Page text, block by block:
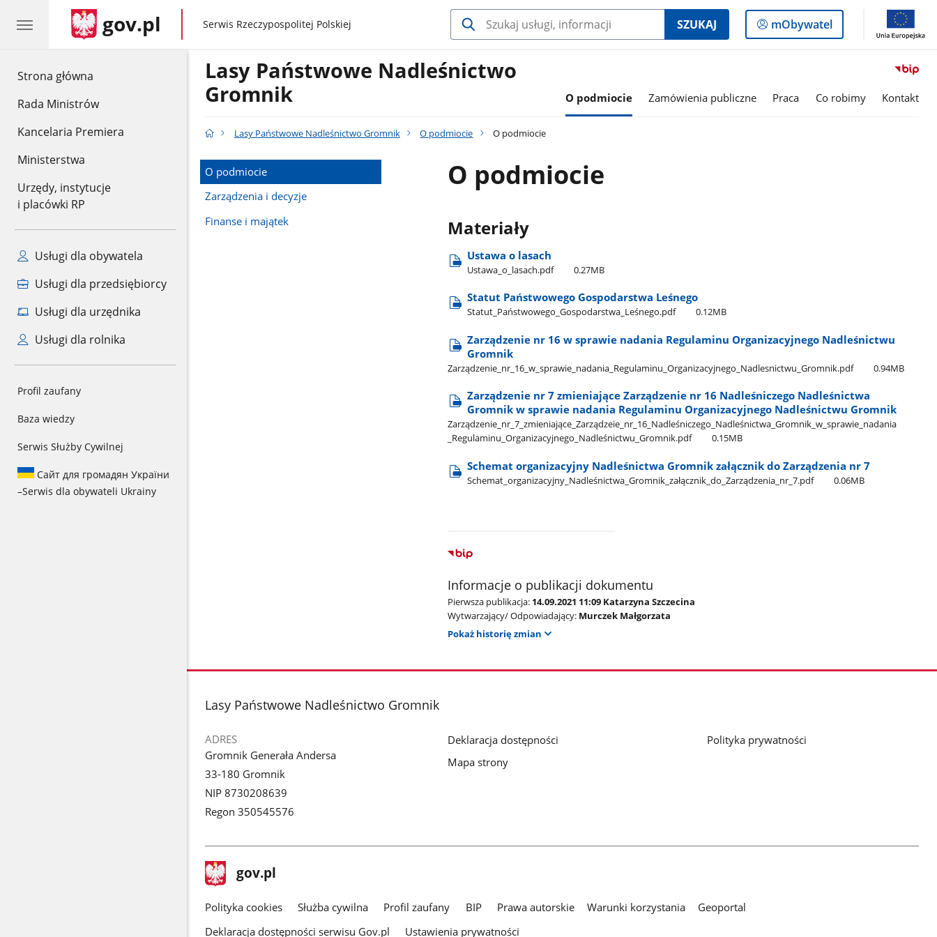
Strona główna
Rada Ministrów
Kancelaria Premiera
Ministerstwa
Urzędy, instytucje
i placówki RP
Usługi dla obywatela
Usługi dla przedsiębiorcy
Usługi dla urzędnika
Usługi dla rolnika
Profil zaufany
Baza wiedzy
Serwis Służby Cywilnej
Сайт для громадян України
–Serwis dla obywateli Ukrainy
gov.pl gov.pl
Serwis Rzeczypospolitej Polskiej SZUKAJ
Logowanie
do
mObywatel
Lasy Państwowe Nadleśnictwo
Gromnik
O podmiocie Zamówienia publiczne Praca Co robimy Kontakt
Lasy Państwowe Nadleśnictwo Gromnik O podmiocie O podmiocie
O podmiocie
Zarządzenia i decyzje
Finanse i majątek
O podmiocie
Materiały
Ustawa o lasach
Ustawa​_o​_lasach.pdf 0.27MB
Statut Państwowego Gospodarstwa Leśnego
Statut​_Państwowego​_Gospodarstwa​_Leśnego.pdf 0.12MB
Zarządzenie nr 16 w sprawie nadania Regulaminu Organizacyjnego Nadleśnictwu
Gromnik
Zarządzenie​_nr​_16​_w​_sprawie​_nadania​_Regulaminu​_Organizacyjnego​_Nadlesnictwu​_Gromnik.pdf 0.94MB
Zarządzenie nr 7 zmieniające Zarządzenie nr 16 Nadleśniczego Nadleśnictwa
Gromnik w sprawie nadania Regulaminu Organizacyjnego Nadleśnictwu Gromnik
Zarządzenie​_nr​_7​_zmieniające​_Zarządzeie​_nr​_16​_Nadleśniczego​_Nadleśnictwa​_Gromnik​_w​_sprawie​_nadania​
_Regulaminu​_Organizacyjnego​_Nadleśnictwu​_Gromnik.pdf
0.15MB
Schemat organizacyjny Nadleśnictwa Gromnik załącznik do Zarządzenia nr 7
Schemat​_organizacyjny​_Nadleśnictwa​_Gromnik​_załącznik​_do​_Zarządzenia​_nr​_7.pdf 0.06MB
Informacje o publikacji dokumentu
Pierwsza publikacja: 14.09.2021 11:09 Katarzyna Szczecina
Wytwarzający/ Odpowiadający: Murczek Małgorzata
Pokaż historię zmian
stopka
Lasy Państwowe Nadleśnictwo Gromnik
ADRES
Gromnik Generała Andersa
33-180 Gromnik
NIP 8730208639
Regon 350545576
Deklaracja dostępności
Mapa strony
Polityka prywatności
stopka
gov.pl Strona
gov.pl
gov.pl
Polityka cookies Służba cywilna Profil zaufany BIP Prawa autorskie Warunki korzystania
Geoportal
Deklaracja dostępności serwisu Gov.pl
Ustawienia prywatności